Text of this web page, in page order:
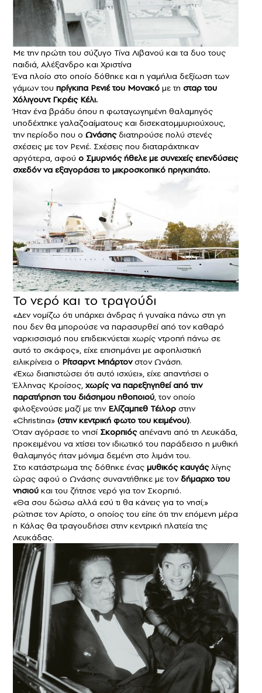
Με την πρώτη του σύζυγο Τίνα Λιβανού και τα δυο τους
παιδιά, Αλέξανδρο και Χριστίνα
Ένα πλοίο στο οποίο δόθηκε και η γαμήλια δεξίωση των
γάμων του πρίγκιπα Ρενιέ του Μονακό με τη σταρ του
Χόλιγουντ Γκρέις Κέλι.
Ήταν ένα βράδυ όπου η φωταγωγημένη θαλαμηγός
υποδέχτηκε γαλαζοαίματους και δισεκατομμυριούχους,
την περίοδο που ο Ωνάσηςδιατηρούσε πολύ στενές
σχέσεις με τον Ρενιέ. Σχέσεις που διαταράχτηκαν
αργότερα, αφού ο Σμυρνιός ήθελε με συνεχείς επενδύσεις
σχεδόν να εξαγοράσει το μικροσκοπικό πριγκιπάτο.
Το νερό και το τραγούδι
«Δεν νομίζω ότι υπάρχει άνδρας ή γυναίκα πάνω στη γη
που δεν θα μπορούσε να παρασυρθεί από τον καθαρό
ναρκισσισμό που επιδεικνύεται χωρίς ντροπή πάνω σε
αυτό το σκάφος», είχε επισημάνει με αφοπλιστική
ειλικρίνεια ο Ρίτσαρντ Μπάρτονστον Ωνάση.
«Έχω διαπιστώσει ότι αυτό ισχύει», είχε απαντήσει ο
Έλληνας Κροίσος, χωρίς να παρεξηγηθεί από την
παρατήρηση του διάσημου ηθοποιού, τον οποίο
φιλοξενούσε μαζί με την Ελίζαμπεθ Τέιλορ στην
«Christina» (στην κεντρική φωτο του κειμένου).
Όταν αγόρασε το νησί Σκορπιόςαπέναντι από τη Λευκάδα,
προκειμένου να χτίσει τον ιδιωτικό του παράδεισο η μυθική
θαλαμηγός ήταν μόνιμα δεμένη στο λιμάνι του.
Στο κατάστρωμα της δόθηκε ένας μυθικός καυγάςλίγης
ώρας αφού ο Ωνάσης συναντήθηκε με τονδήμαρχο του
νησιού και του ζήτησε νερό για τον Σκορπιό.
«Θα σου δώσω αλλά εσύ τι θα κάνεις για το νησί;»
ρώτησε τον Αρίστο, ο οποίος του είπε ότι την επόμενη μέρα
η Κάλας θα τραγουδήσει στην κεντρική πλατεία της
Λευκάδας.